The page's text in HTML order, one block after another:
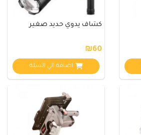
كشاف يدوي حديد صغير
₪60
اضافة الي السلة